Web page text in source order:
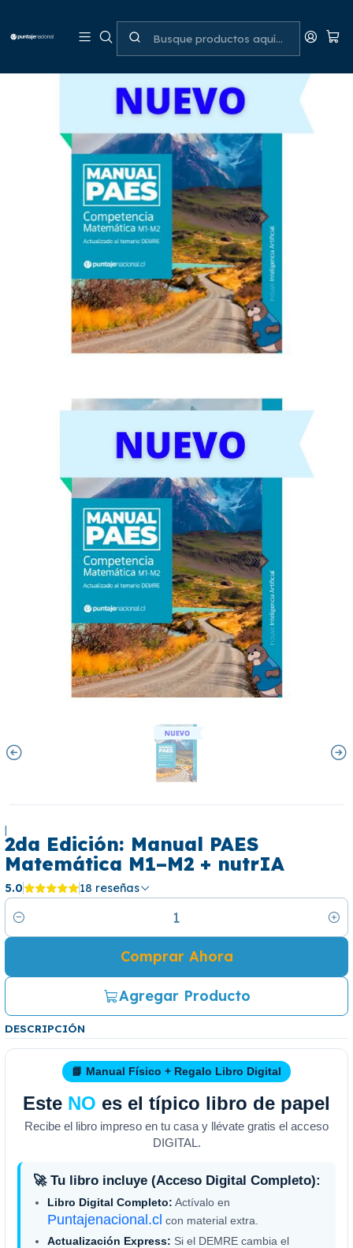
|
2da Edición: Manual PAES
Matemática M1–M2 + nutrIA
5.0 18 reseñas
Cantidad
Agregar Producto
Comprar Ahora
DESCRIPCIÓN
📘 Manual Físico + Regalo Libro Digital
Este NO es el típico libro de papel
Recibe el libro impreso en tu casa y llévate gratis el acceso
DIGITAL.
🚀 Tu libro incluye (Acceso Digital Completo):
Libro Digital Completo: Actívalo en
Puntajenacional.cl con material extra.
Actualización Express: Si el DEMRE cambia el